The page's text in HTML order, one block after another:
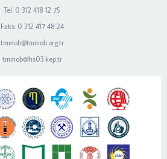
Tel: 0 312 418 12 75
Faks: 0 312 417 48 24
tmmob@tmmob.org.tr
tmmob@hs03.kep.tr